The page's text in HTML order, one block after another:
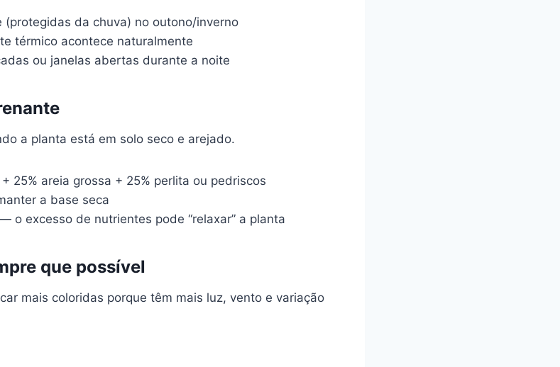
(protegidas da chuva) no outono/inverno
térmico acontece naturalmente
ou janelas abertas durante a noite
a planta está em solo seco e arejado.
25% areia grossa + 25% perlita ou pedriscos
a base seca
o excesso de nutrientes pode “relaxar” a planta
que possível
mais coloridas porque têm mais luz, vento e variação